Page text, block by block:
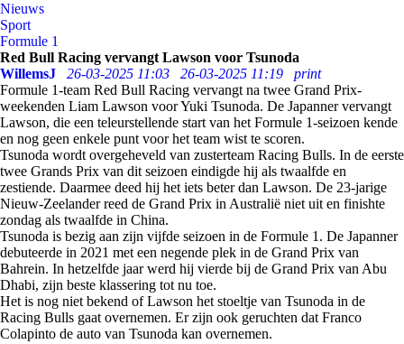
Nieuws
Sport
Formule 1
Red Bull Racing vervangt Lawson voor Tsunoda
WillemsJ
26-03-2025 11:03 26-03-2025 11:19
print
Formule 1-team Red Bull Racing vervangt na twee Grand Prix-
weekenden Liam Lawson voor Yuki Tsunoda. De Japanner vervangt
Lawson, die een teleurstellende start van het Formule 1-seizoen kende
en nog geen enkele punt voor het team wist te scoren.
Tsunoda wordt overgeheveld van zusterteam Racing Bulls. In de eerste
twee Grands Prix van dit seizoen eindigde hij als twaalfde en
zestiende. Daarmee deed hij het iets beter dan Lawson. De 23-jarige
Nieuw-Zeelander reed de Grand Prix in Australië niet uit en finishte
zondag als twaalfde in China.
Tsunoda is bezig aan zijn vijfde seizoen in de Formule 1. De Japanner
debuteerde in 2021 met een negende plek in de Grand Prix van
Bahrein. In hetzelfde jaar werd hij vierde bij de Grand Prix van Abu
Dhabi, zijn beste klassering tot nu toe.
Het is nog niet bekend of Lawson het stoeltje van Tsunoda in de
Racing Bulls gaat overnemen. Er zijn ook geruchten dat Franco
Colapinto de auto van Tsunoda kan overnemen.